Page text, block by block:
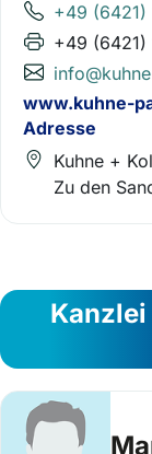
+49 (6421)
+49 (6421)
www.kuhne-
Adresse
Kuhne +
Zu den